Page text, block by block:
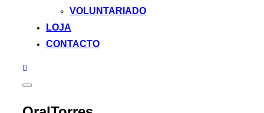
VOLUNTARIADO
LOJA
CONTACTO
Toggle
&